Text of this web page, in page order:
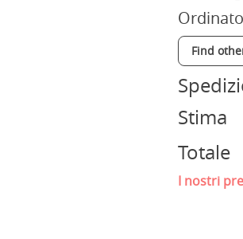
Find
Stima
Totale
I nostri